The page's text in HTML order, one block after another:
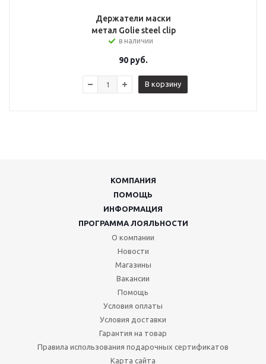
Держатели маски
метал Golie steel clip
в наличии
90 руб.
В корзину
КОМПАНИЯ
ПОМОЩЬ
ИНФОРМАЦИЯ
ПРОГРАММА ЛОЯЛЬНОСТИ
О компании
Новости
Магазины
Вакансии
Помощь
Условия оплаты
Условия доставки
Гарантия на товар
Правила использования подарочных сертификатов
Карта сайта